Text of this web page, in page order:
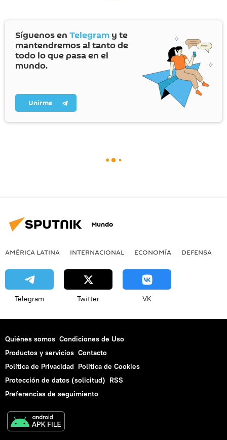
Síguenos en Telegram y te
mantendremos al tanto de
todo lo que pasa en el
mundo.
Unirme
Mundo
AMÉRICA LATINA INTERNACIONAL ECONOMÍA DEFENSA
Telegram Twitter VK
Quiénes somos Condiciones de Uso
Productos y servicios Contacto
Política de Privacidad Politica de Cookies
Protección de datos (solicitud) RSS
Preferencias de seguimiento